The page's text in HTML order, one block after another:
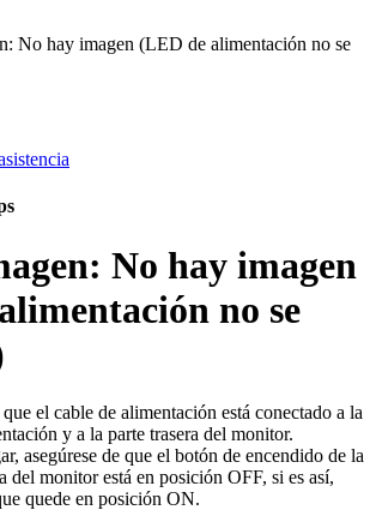
No hay imagen (LED de alimentación no se
No hay imagen
no se
el cable de alimentación está conectado a la
y a la parte trasera del monitor.
asegúrese de que el botón de encendido de la
del monitor está en posición OFF, si es así,
quede en posición ON.